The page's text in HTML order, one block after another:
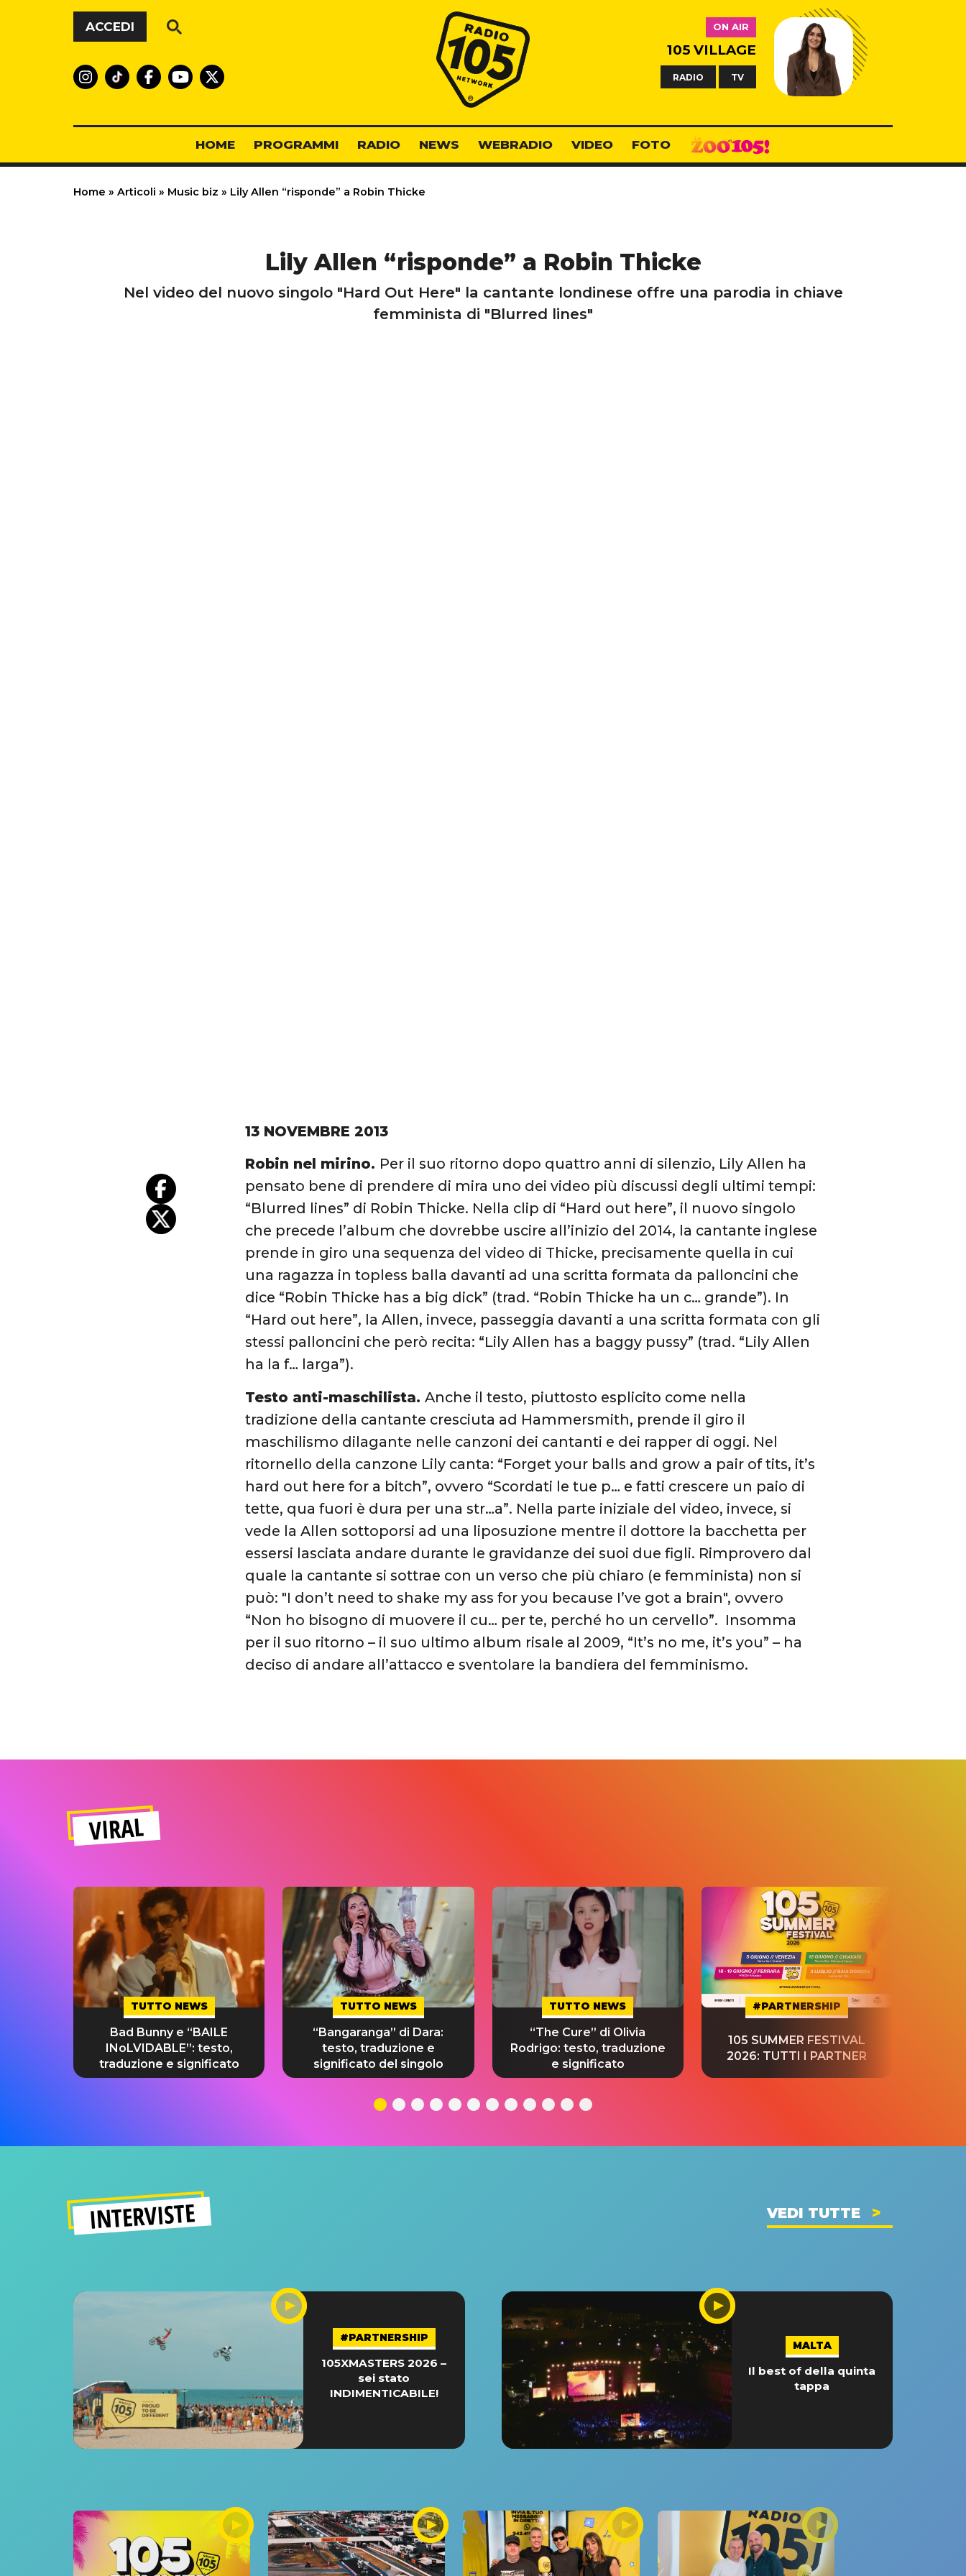
Vai al contenuto
ACCEDI
Radio 105
ON AIR
105 VILLAGE
RADIO TV
HOME PROGRAMMI RADIO NEWS WEBRADIO VIDEO FOTO
Home » Articoli » Music biz » Lily Allen “risponde” a Robin Thicke
Lily Allen “risponde” a Robin Thicke
Nel video del nuovo singolo "Hard Out Here" la cantante londinese offre una parodia in chiave
femminista di "Blurred lines"
13 NOVEMBRE 2013
Robin nel mirino. Per il suo ritorno dopo quattro anni di silenzio, Lily Allen ha
pensato bene di prendere di mira uno dei video più discussi degli ultimi tempi:
“Blurred lines” di Robin Thicke. Nella clip di “Hard out here”, il nuovo singolo
che precede l’album che dovrebbe uscire all’inizio del 2014, la cantante inglese
prende in giro una sequenza del video di Thicke, precisamente quella in cui
una ragazza in topless balla davanti ad una scritta formata da palloncini che
dice “Robin Thicke has a big dick” (trad. “Robin Thicke ha un c… grande”). In
“Hard out here”, la Allen, invece, passeggia davanti a una scritta formata con gli
stessi palloncini che però recita: “Lily Allen has a baggy pussy” (trad. “Lily Allen
ha la f… larga”).
Testo anti-maschilista.Anche il testo, piuttosto esplicito come nella
tradizione della cantante cresciuta ad Hammersmith, prende il giro il
maschilismo dilagante nelle canzoni dei cantanti e dei rapper di oggi. Nel
ritornello della canzone Lily canta: “Forget your balls and grow a pair of tits, it’s
hard out here for a bitch”, ovvero “Scordati le tue p… e fatti crescere un paio di
tette, qua fuori è dura per una str…a”. Nella parte iniziale del video, invece, si
vede la Allen sottoporsi ad una liposuzione mentre il dottore la bacchetta per
essersi lasciata andare durante le gravidanze dei suoi due figli. Rimprovero dal
quale la cantante si sottrae con un verso che più chiaro (e femminista) non si
può: "I don’t need to shake my ass for you because I’ve got a brain", ovvero
“Non ho bisogno di muovere il cu… per te, perché ho un cervello”. Insomma
per il suo ritorno – il suo ultimo album risale al 2009, “It’s no me, it’s you” – ha
deciso di andare all’attacco e sventolare la bandiera del femminismo.
VIRAL
TUTTO NEWS
Bad Bunny e “BAILE
INoLVIDABLE”: testo,
traduzione e significato
TUTTO NEWS
“Bangaranga” di Dara:
testo, traduzione e
significato del singolo
TUTTO NEWS
“The Cure” di Olivia
Rodrigo: testo, traduzione
e significato
#PARTNERSHIP
105 SUMMER FESTIVAL
2026: TUTTI I PARTNER
INTERVISTE VEDI TUTTE
#PARTNERSHIP
105XMASTERS 2026 –
sei stato
INDIMENTICABILE!
MALTA
Il best of della quinta
tappa